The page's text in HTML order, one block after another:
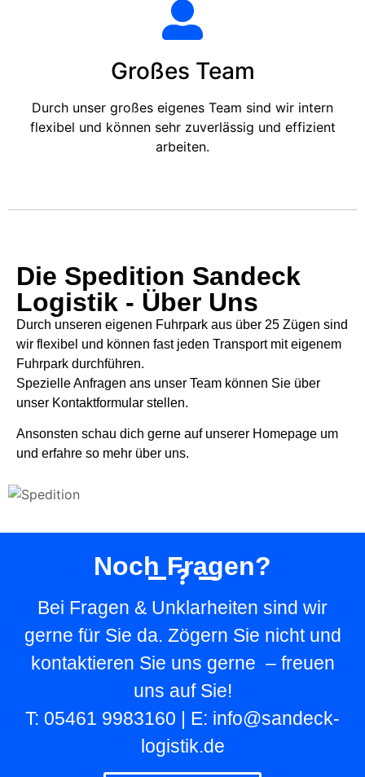
Großes Team
Durch unser großes eigenes Team sind wir intern
flexibel und können sehr zuverlässig und effizient
arbeiten.
Die Spedition Sandeck
Logistik - Über Uns
Durch unseren eigenen Fuhrpark aus über 25 Zügen sind
wir flexibel und können fast jeden Transport mit eigenem
Fuhrpark durchführen.
Spezielle Anfragen ans unser Team können Sie über
unser Kontaktformular stellen.
Ansonsten schau dich gerne auf unserer Homepage um
und erfahre so mehr über uns.
Noch Fragen?
Bei Fragen & Unklarheiten sind wir
gerne für Sie da. Zögern Sie nicht und
kontaktieren Sie uns gerne – freuen
uns auf Sie!
T: 05461 9983160 | E: info@sandeck-
logistik.de